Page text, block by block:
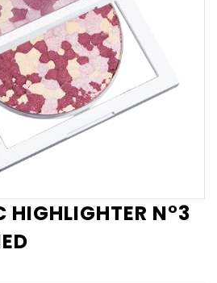
HIGHLIGHTER N°3